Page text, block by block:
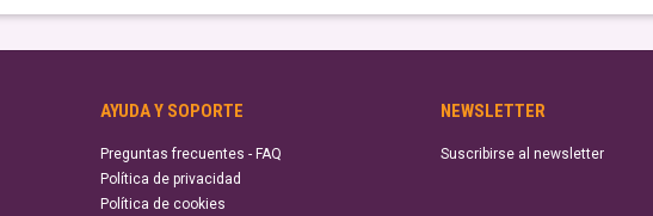
AYUDA Y SOPORTE
Preguntas frecuentes - FAQ
Política de privacidad
Política de cookies
NEWSLETTER
Suscribirse al newsletter